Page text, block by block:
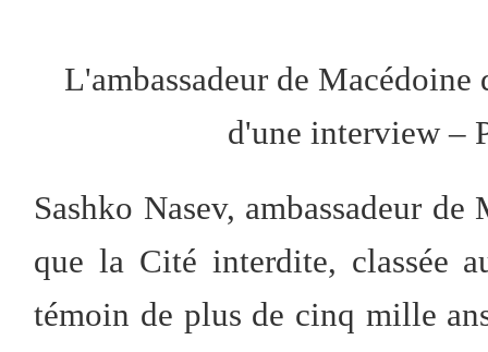
L'ambassadeur de
d'une interview –
Sashko Nasev, ambassadeur
que la Cité interdite, classée
témoin de plus de cinq mille